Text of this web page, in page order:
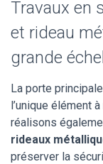
Travaux en
et rideau
grande
La porte
l’unique élément
réalisons
rideaux
préserver la